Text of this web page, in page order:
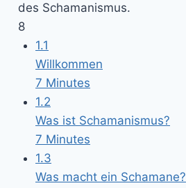
des Schamanismus.
8
1.1
Willkommen
7 Minutes
1.2
Was ist Schamanismus?
7 Minutes
1.3
Was macht ein Schamane?